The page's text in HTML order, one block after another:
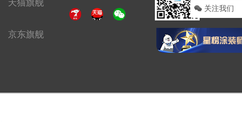
关注我们
京东旗舰